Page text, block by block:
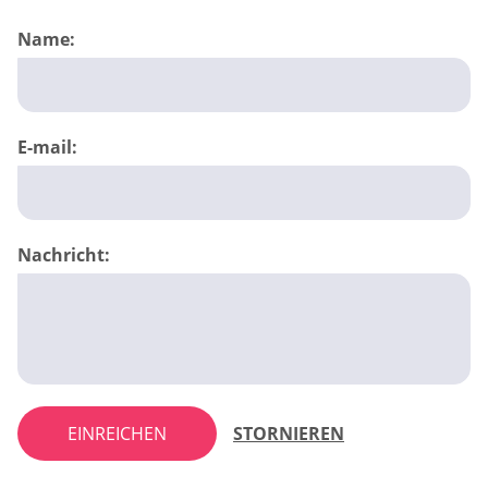
Name:
E-mail:
Nachricht:
EINREICHEN STORNIEREN